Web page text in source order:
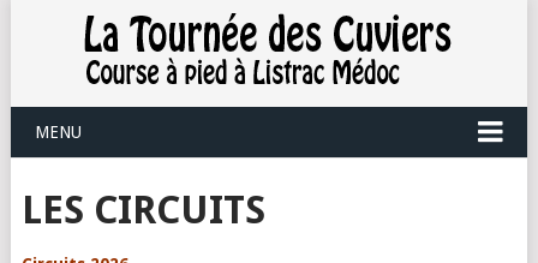
MENU
LES CIRCUITS